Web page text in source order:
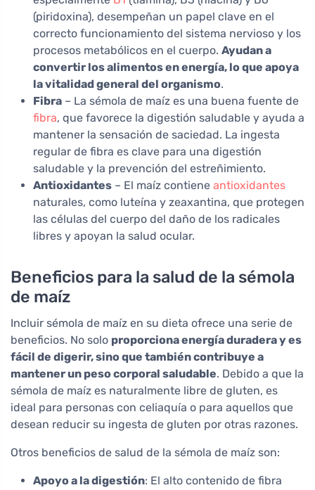
(piridoxina), desempeñan un papel clave en el
correcto funcionamiento del sistema nervioso y los
procesos metabólicos en el cuerpo. Ayudan a
convertir los alimentos en energía, lo que apoya
la vitalidad general del organismo.
Fibra – La sémola de maíz es una buena fuente de
fibra, que favorece la digestión saludable y ayuda a
mantener la sensación de saciedad. La ingesta
regular de fibra es clave para una digestión
saludable y la prevención del estreñimiento.
Antioxidantes – El maíz contiene antioxidantes
naturales, como luteína y zeaxantina, que protegen
las células del cuerpo del daño de los radicales
libres y apoyan la salud ocular.
Beneficios para la salud de la sémola
de maíz
Incluir sémola de maíz en su dieta ofrece una serie de
beneficios. No solo proporciona energía duradera y es
fácil de digerir, sino que también contribuye a
mantener un peso corporal saludable. Debido a que la
sémola de maíz es naturalmente libre de gluten, es
ideal para personas con celiaquía o para aquellos que
desean reducir su ingesta de gluten por otras razones.
Otros beneficios de salud de la sémola de maíz son:
Apoyo a la digestión: El alto contenido de fibra